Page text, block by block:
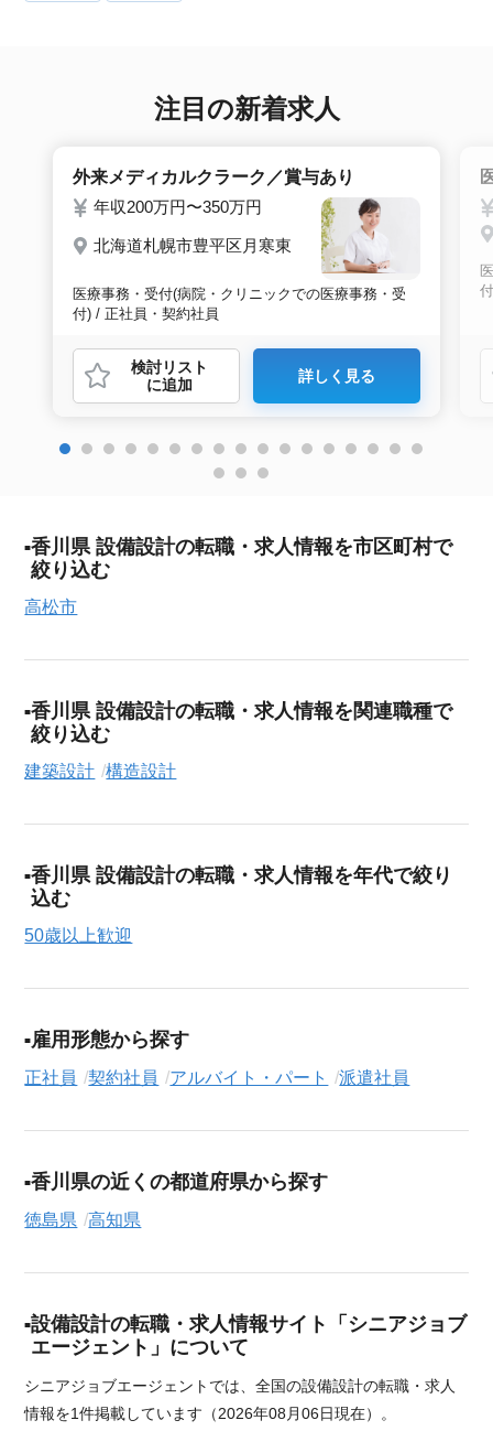
注目の新着求人
外来メディカルクラーク／賞与あり
年収200万円〜350万円
北海道札幌市豊平区月寒東
医療事務・受付(病院・クリニックでの医療事務・受
付) / 正社員・契約社員
検討リスト
に追加
詳しく見る
香川県 設備設計の転職・求人情報を市区町村で
絞り込む
高松市
香川県 設備設計の転職・求人情報を関連職種で
絞り込む
建築設計 構造設計
香川県 設備設計の転職・求人情報を年代で絞り
込む
50歳以上歓迎
雇用形態から探す
正社員 契約社員 アルバイト・パート 派遣社員
香川県の近くの都道府県から探す
徳島県 高知県
設備設計の転職・求人情報サイト「シニアジョブ
エージェント」について
シニアジョブエージェントでは、全国の設備設計の転職・求人
情報を1件掲載しています（2026年08月06日現在）。